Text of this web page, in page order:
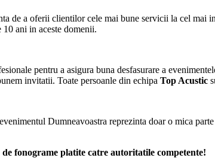
de a oferii clientilor cele mai bune servicii la cel mai
10 ani in aceste domenii.
pentru a asigura buna desfasurare a
invitatii. Toate persoanle din echipa Top Acustic
Dumneavoastra reprezinta doar o mica
fonograme platite catre autoritatile competente!